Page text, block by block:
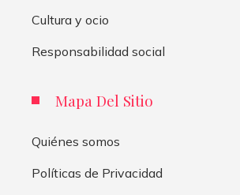
Cultura y ocio
Responsabilidad social
Mapa Del Sitio
Quiénes somos
Políticas de Privacidad